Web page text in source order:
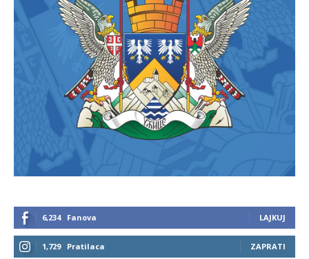
6,234 Fanova LAJKUJ
1,729 Pratilaca ZAPRATI